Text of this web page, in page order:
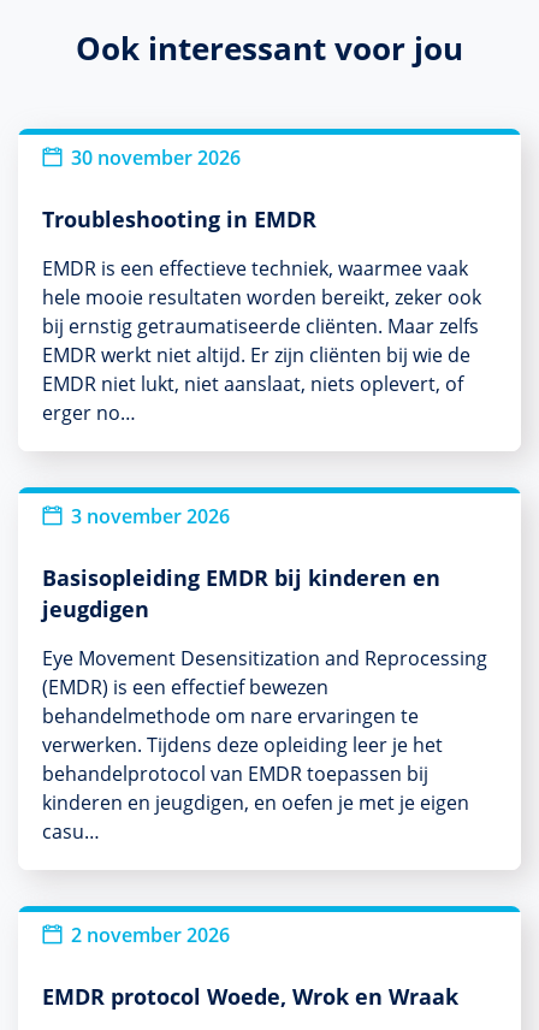
Ook interessant voor jou
30 november 2026
Troubleshooting in EMDR
EMDR is een effectieve techniek, waarmee vaak
hele mooie resultaten worden bereikt, zeker ook
bij ernstig getraumatiseerde cliënten. Maar zelfs
EMDR werkt niet altijd. Er zijn cliënten bij wie de
EMDR niet lukt, niet aanslaat, niets oplevert, of
erger no…
3 november 2026
Basisopleiding EMDR bij kinderen en
jeugdigen
Eye Movement Desensitization and Reprocessing
(EMDR) is een effectief bewezen
behandelmethode om nare ervaringen te
verwerken. Tijdens deze opleiding leer je het
behandelprotocol van EMDR toepassen bij
kinderen en jeugdigen, en oefen je met je eigen
casu…
2 november 2026
EMDR protocol Woede, Wrok en Wraak